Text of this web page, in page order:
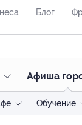
Блог
Афиша
Обучение